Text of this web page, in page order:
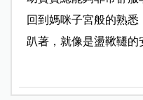
回到媽咪子宮般的熟
趴著，就像是盪鞦韆的